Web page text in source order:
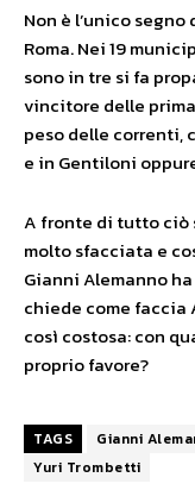
Non è l’unico
Roma. Nei 19
sono in tre si fa
vincitore delle
peso delle correnti,
e in Gentiloni
A fronte di tutto ciò
molto sfacciata e
Gianni Alemanno
chiede come faccia
così costosa: con
proprio favore?
TAGS Gianni
Yuri Trombetti